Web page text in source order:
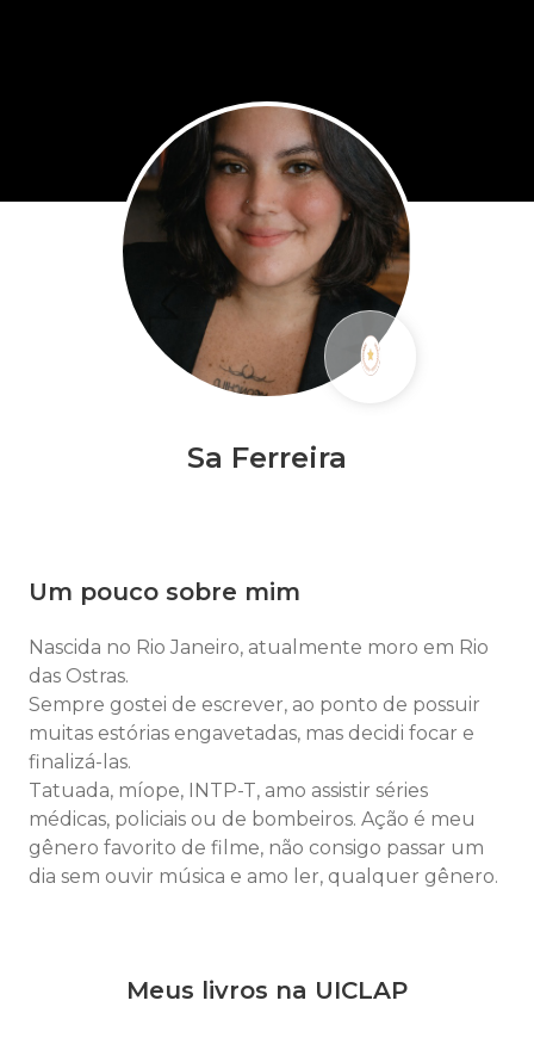
Sa Ferreira
Um pouco sobre mim
Nascida no Rio Janeiro, atualmente moro em Rio
das Ostras.
Sempre gostei de escrever, ao ponto de possuir
muitas estórias engavetadas, mas decidi focar e
finalizá-las.
Tatuada, míope, INTP-T, amo assistir séries
médicas, policiais ou de bombeiros. Ação é meu
gênero favorito de filme, não consigo passar um
dia sem ouvir música e amo ler, qualquer gênero.
Meus livros na UICLAP